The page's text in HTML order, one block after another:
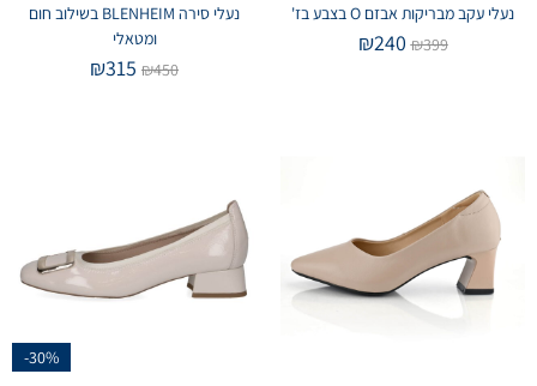
נעלי עקב מבריקות אבזם O בצבע בז'
₪399
₪240
נעלי סירה BLENHEIM בשילוב חום
ומטאלי
₪450
₪315
-30%